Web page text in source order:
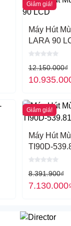
Giảm giá!
Máy Hút
LARA 90
12.150.000₫
Giảm giá!
Máy Hút
TI90D-
8.391.900₫
7.130.000